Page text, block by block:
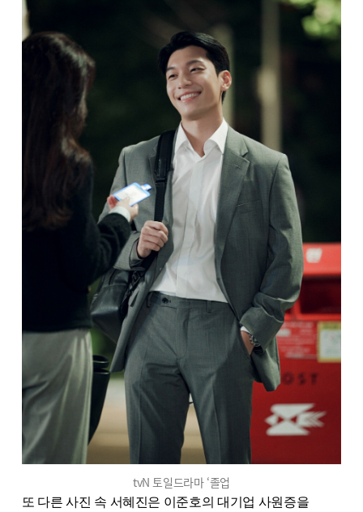
tvN 토일드라마 ‘졸업
또 다른 사진 속 서혜진은 이준호의 대기업 사원증을